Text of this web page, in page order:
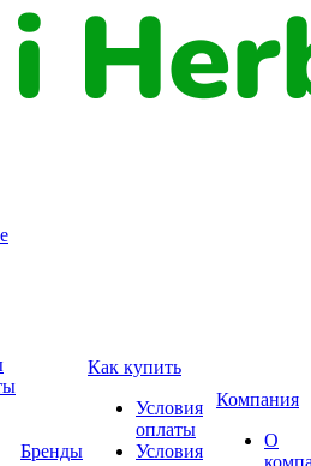
Бренды
Как купить
Условия
оплаты
Условия
Компания
О